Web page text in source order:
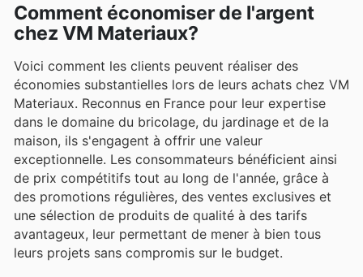
Comment économiser de l'argent
chez VM Materiaux?
Voici comment les clients peuvent réaliser des
économies substantielles lors de leurs achats chez VM
Materiaux. Reconnus en France pour leur expertise
dans le domaine du bricolage, du jardinage et de la
maison, ils s'engagent à offrir une valeur
exceptionnelle. Les consommateurs bénéficient ainsi
de prix compétitifs tout au long de l'année, grâce à
des promotions régulières, des ventes exclusives et
une sélection de produits de qualité à des tarifs
avantageux, leur permettant de mener à bien tous
leurs projets sans compromis sur le budget.